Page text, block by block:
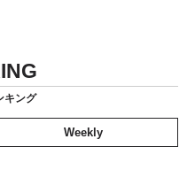
キング
Weekly